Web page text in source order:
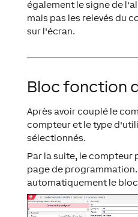
également le signe de
mais pas les relevés du
sur l'écran.
Bloc fonction
Après avoir couplé le
compteur et le type
sélectionnés.
Par la suite, le compteur
page de
automatiquement le